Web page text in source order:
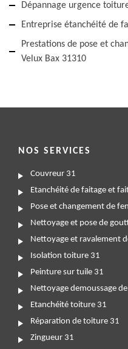
Dépannage urgence
Entreprise étanchéité de
Prestations de pose et
Velux Bax 31310
NOS SERVICES
Couvreur 31
Etanchéité de faitage et
Pose et changement de
Nettoyage et pose de
Nettoyage et ravalement
Isolation toiture 31
Peinture sur tuile 31
Nettoyage demoussage
Etanchéité toiture 31
Réparation de toiture 31
Zingueur 31